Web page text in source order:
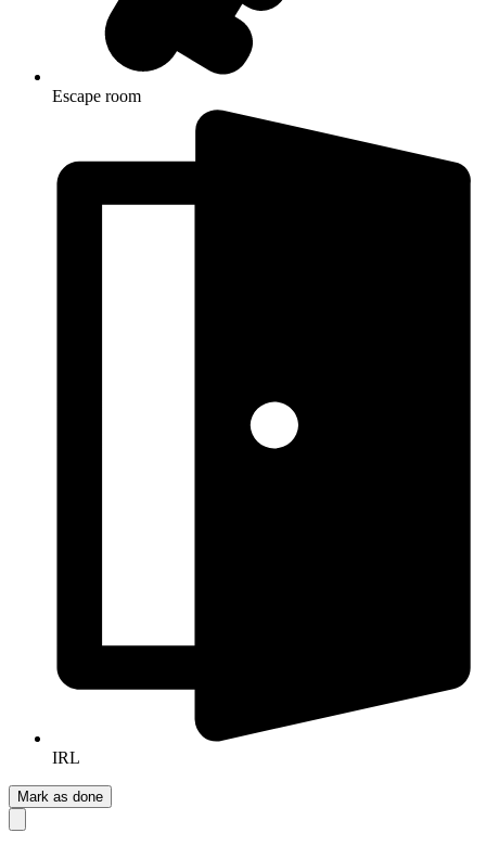
Escape room
IRL
Mark as done